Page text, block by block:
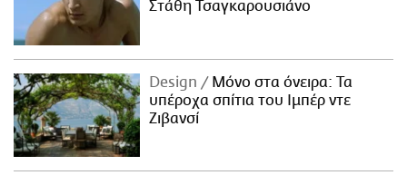
Στάθη Τσαγκαρουσιάνο
Design
Μόνο στα όνειρα: Τα
υπέροχα σπίτια του Ιμπέρ ντε
Ζιβανσί